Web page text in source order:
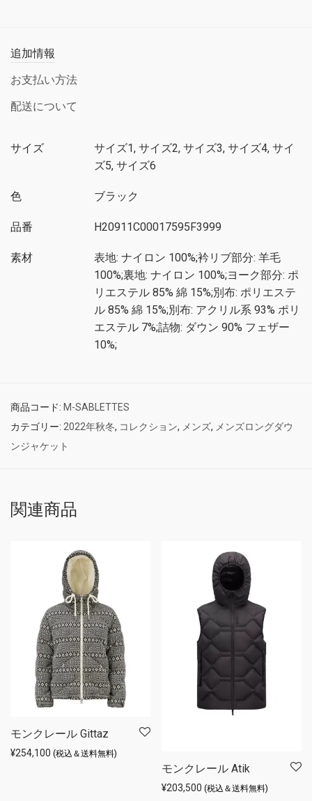
追加情報
お支払い方法
配送について
サイズ
サイズ1, サイズ2, サイズ3, サイズ4, サイ
ズ5, サイズ6
色 ブラック
品番 H20911C00017595F3999
素材
表地: ナイロン 100%;衿リブ部分: 羊毛
100%;裏地: ナイロン 100%;ヨーク部分: ポ
リエステル 85% 綿 15%;別布: ポリエステ
ル 85% 綿 15%;別布: アクリル系 93% ポリ
エステル 7%;詰物: ダウン 90% フェザー
10%;
商品コード: M-SABLETTES
カテゴリー: 2022年秋冬, コレクション, メンズ, メンズロングダウ
ンジャケット
関連商品
モンクレール Gittaz
¥254,100 (税込＆送料無料)
モンクレール Atik
¥203,500 (税込＆送料無料)